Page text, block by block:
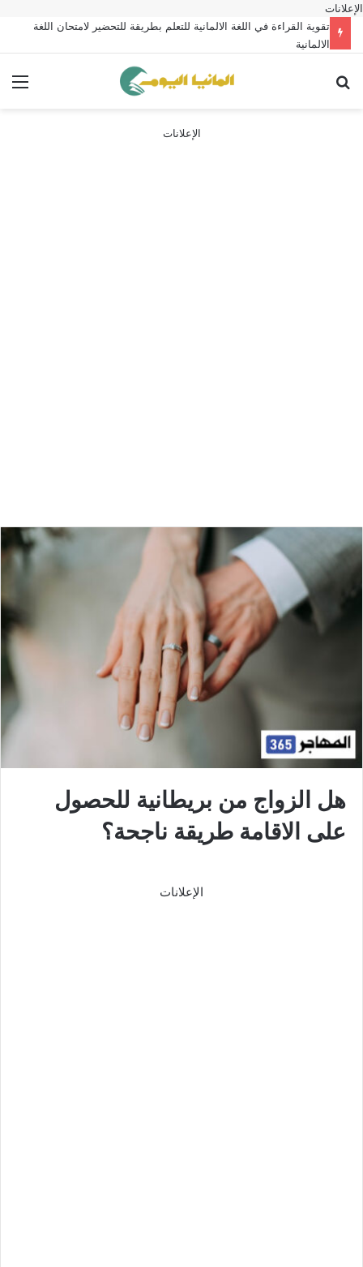
الإعلانات
تقوية القراءة في اللغة الالمانية للتعلم بطريقة للتحضير لامتحان اللغة
الالمانية
الإعلانات
هل الزواج من بريطانية للحصول
على الاقامة طريقة ناجحة؟
الإعلانات